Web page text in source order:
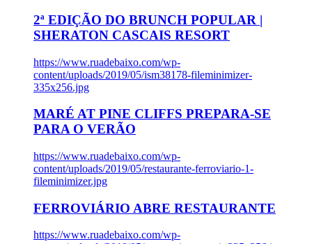
2ª EDIÇÃO DO BRUNCH POPULAR |
SHERATON CASCAIS RESORT
https://www.ruadebaixo.com/wp-
content/uploads/2019/05/ism38178-fileminimizer-
335x256.jpg
MARÉ AT PINE CLIFFS PREPARA-SE
PARA O VERÃO
https://www.ruadebaixo.com/wp-
content/uploads/2019/05/restaurante-ferroviario-1-
fileminimizer.jpg
FERROVIÁRIO ABRE RESTAURANTE
https://www.ruadebaixo.com/wp-